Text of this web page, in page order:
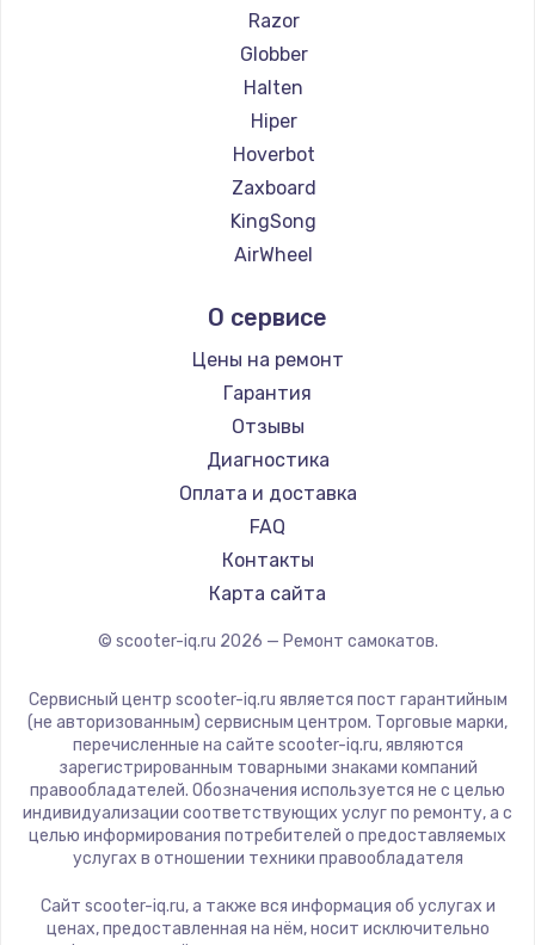
Razor
Globber
Halten
Hiper
Hoverbot
Zaxboard
KingSong
AirWheel
Hunter
Shorner
Joyor
Minimotors
Bork
Segway
KIRIN
О сервисе
Цены на ремонт
Гарантия
Отзывы
Диагностика
Оплата и доставка
FAQ
Контакты
Карта сайта
© scooter-iq.ru 2026 — Ремонт самокатов.
Сервисный центр scooter-iq.ru является пост гарантийным
(не авторизованным) сервисным центром. Торговые марки,
перечисленные на сайте scooter-iq.ru, являются
зарегистрированным товарными знаками компаний
правообладателей. Обозначения используется не с целью
индивидуализации соответствующих услуг по ремонту, а с
целью информирования потребителей о предоставляемых
услугах в отношении техники правообладателя
Сайт scooter-iq.ru, а также вся информация об услугах и
ценах, предоставленная на нём, носит исключительно